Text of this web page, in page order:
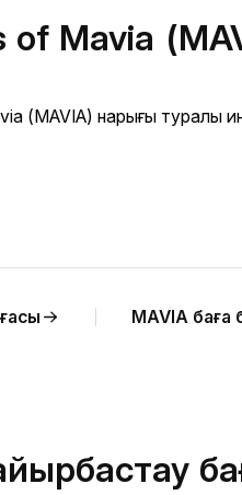
of Mavia
(MAVIA) нарығы туралы
MAVIA